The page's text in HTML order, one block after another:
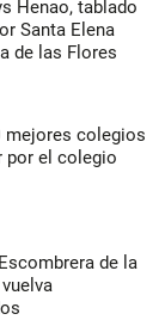
Henao, tablado
Santa Elena
de las Flores
mejores colegios
por el colegio
de la